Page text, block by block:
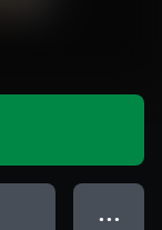
● ● ●